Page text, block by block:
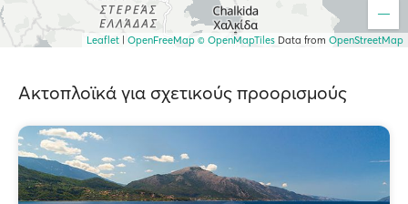
Leaflet OpenFreeMap © OpenMapTiles Data from OpenStreetMap
Ακτοπλοϊκά για σχετικούς προορισμούς